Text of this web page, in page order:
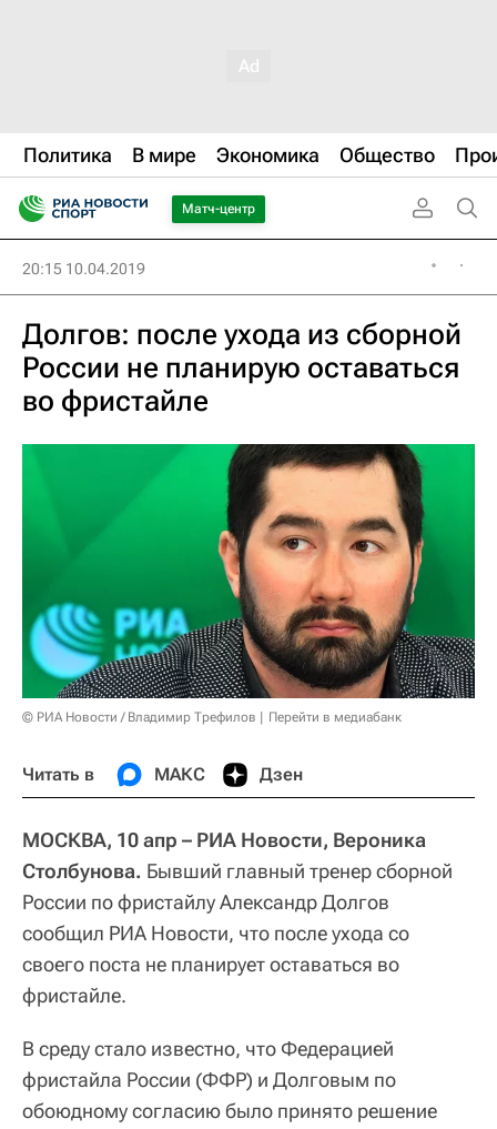
Политика В мире Экономика Общество
Матч-центр
20:15 10.04.2019
Долгов: после ухода из сборной
России не планирую оставаться
во фристайле
© РИА Новости / Владимир Трефилов Перейти в медиабанк
Читать в МАКС Дзен
МОСКВА, 10 апр – РИА Новости, Вероника
Столбунова. Бывший главный тренер сборной
России по фристайлу Александр Долгов
сообщил РИА Новости, что после ухода со
своего поста не планирует оставаться во
фристайле.
В среду стало известно, что Федерацией
фристайла России (ФФР) и Долговым по
обоюдному согласию было принято решение